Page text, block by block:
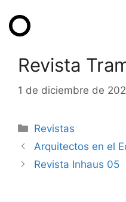
Revista
1 de diciembre de
Revistas
Arquitectos en el
Revista Inhaus 05